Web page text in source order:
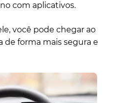
com aplicativos.
você pode chegar ao
de forma mais segura e